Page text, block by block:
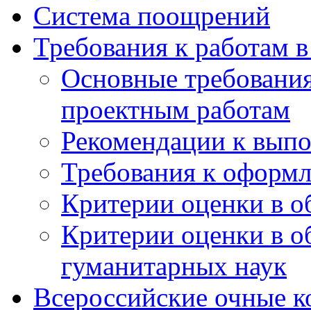
Система поощрений
Требования к работам
Основные
проектным работам
Рекомендации к
Требования к
Критерии оценки в
Критерии оценки в
гуманитарных наук
Всероссийские очные